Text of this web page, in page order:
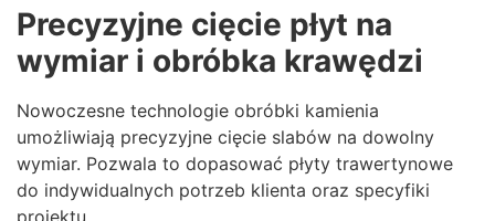
Precyzyjne cięcie płyt na
wymiar i obróbka krawędzi
Nowoczesne technologie obróbki kamienia
umożliwiają precyzyjne cięcie slabów na dowolny
wymiar. Pozwala to dopasować płyty trawertynowe
do indywidualnych potrzeb klienta oraz specyfiki
projektu.